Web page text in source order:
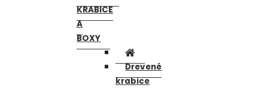
KRABICE
A
BOXY
Drevené
krabice